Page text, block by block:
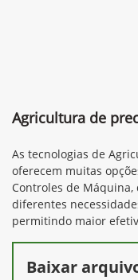
Agricultura de
As tecnologias de
oferecem muitas
Controles de
diferentes
permitindo maior
Baixar